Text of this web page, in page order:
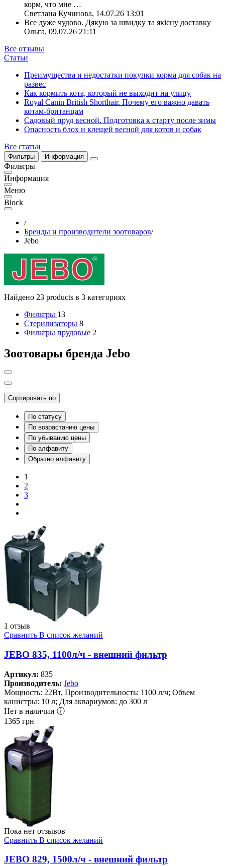
корм, что мне …
Светлана Кучинова, 14.07.26 13:01
Все дуже чудово. Дякую за швидку та якісну доставку
Ольга, 09.07.26 21:11
Все отзывы
Статьи
Преимущества и недостатки покупки корма для собак на
развес
Как кормить кота, который не выходит на улицу
Royal Canin British Shorthair. Почему его важно давать
котам-британцам
Садовый пруд весной. Подготовка к старту после зимы
Опасность блох и клещей весной для котов и собак
Все статьи
Фильтры Информация
Фильтры
Информация
Меню
Block
/
Бренды и производители зоотоваров/
Jebo
Найдено 23 products в 3 категориях
Фильтры 13
Стерилизаторы 8
Фильтры прудовые 2
Зоотовары бренда Jebo
Сортировать по
По статусу
По возрастанию цены
По убыванию цены
По алфавиту
Обратно алфавиту
1
2
3
1 отзыв
Сравнить В список желаний
JEBO 835, 1100л/ч - внешний фильтр
Артикул: 835
Производитель: Jebo
Мощность: 22Вт, Производительность: 1100 л/ч; Объем
канистры: 10 л; Для аквариумов: до 300 л
Нет в наличии ⓘ
1365 грн
Пока нет отзывов
Сравнить В список желаний
JEBO 829, 1500л/ч - внешний фильтр